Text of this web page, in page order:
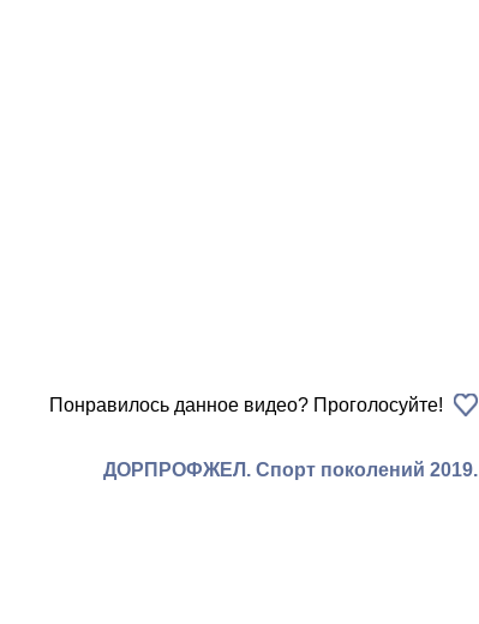
Понравилось данное видео? Проголосуйте!
ДОРПРОФЖЕЛ. Спорт поколений 2019.